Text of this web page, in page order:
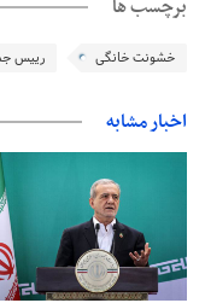
برچسب ها
خشونت خانگی رییس
اخبار مشابه